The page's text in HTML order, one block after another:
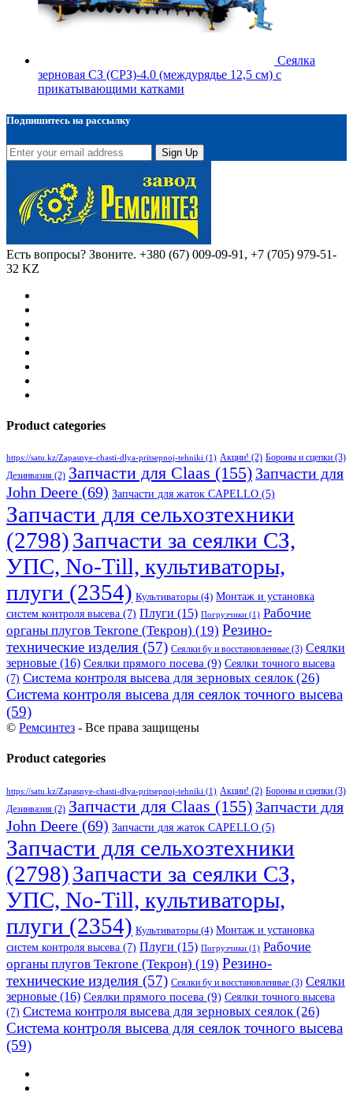
Сеялка
зерновая СЗ (СРЗ)-4.0 (междурядье 12,5 см) с
прикатывающими катками
Подпишитесь на рассылку
Sign Up
Есть вопросы? Звоните. +380 (67) 009-09-91, +7 (705) 979-51-
32 KZ
Product categories
https://satu.kz/Zapasnye-chasti-dlya-pritsepnoj-tehniki (1) Акции! (2) Бороны и сцепки (3)
Дезинвазия (2) Запчасти для Claas (155) Запчасти для
John Deere (69) Запчасти для жаток CAPELLO (5)
Запчасти для сельхозтехники
(2798)Запчасти за сеялки СЗ,
УПС, No-Till, культиваторы,
плуги (2354) Культиваторы (4) Монтаж и установка
систем контроля высева (7) Плуги (15) Погрузчики (1) Рабочие
органы плугов Текrоne (Текрон) (19) Резино-
технические изделия (57) Сеялки бу и восстановленные (3) Сеялки
зерновые (16) Сеялки прямого посева (9) Сеялки точного высева
(7) Система контроля высева для зерновых сеялок(26)
Система контроля высева для сеялок точного высева
(59)
© Ремсинтез - Все права защищены
Product categories
https://satu.kz/Zapasnye-chasti-dlya-pritsepnoj-tehniki (1) Акции! (2) Бороны и сцепки (3)
Дезинвазия (2) Запчасти для Claas (155) Запчасти для
John Deere (69) Запчасти для жаток CAPELLO (5)
Запчасти для сельхозтехники
(2798)Запчасти за сеялки СЗ,
УПС, No-Till, культиваторы,
плуги (2354) Культиваторы (4) Монтаж и установка
систем контроля высева (7) Плуги (15) Погрузчики (1) Рабочие
органы плугов Текrоne (Текрон) (19) Резино-
технические изделия (57) Сеялки бу и восстановленные (3) Сеялки
зерновые (16) Сеялки прямого посева (9) Сеялки точного высева
(7) Система контроля высева для зерновых сеялок (26)
Система контроля высева для сеялок точного высева
(59)